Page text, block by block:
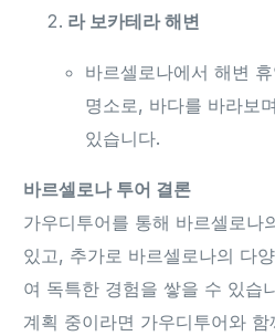
라 보카테라 해변
바르셀로나에서 해변
명소로, 바다를 바라보
있습니다.
바르셀로나 투어 결론
가우디투어를 통해 바르셀로나
있고, 추가로 바르셀로나의 다
여 독특한 경험을 쌓을 수 있습
계획 중이라면 가우디투어와